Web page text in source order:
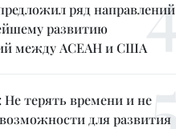
ряд направлений
развитию
между АСЕАН и США
терять времени и не
для развития